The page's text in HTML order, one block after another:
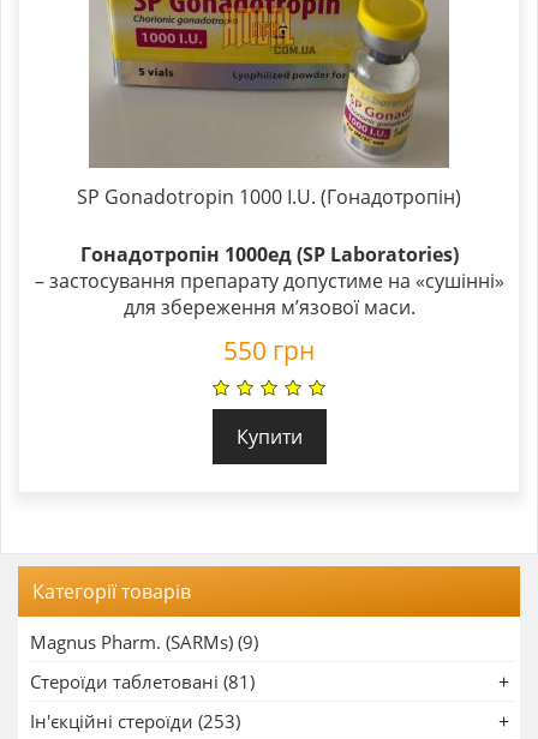
SP Gonadotropin 1000 I.U. (Гонадотропін)
Гонадотропін 1000ед (SP Laboratories)
– застосування препарату допустиме на «сушінні»
для збереження м’язової маси.
550 грн
Купити
Категорії товарів
Magnus Pharm. (SARMs) (9)
Стероїди таблетовані (81)
Ін'єкційні стероїди (253)